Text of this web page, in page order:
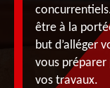
être à la
but d’alléger
vous préparer
vos travaux.